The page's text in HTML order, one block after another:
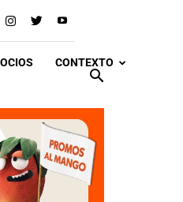
CONTEXTO